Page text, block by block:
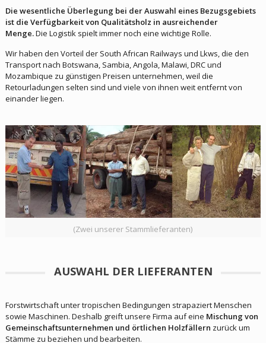
Die wesentliche Überlegung bei der Auswahl eines Bezugsgebiets
ist die Verfügbarkeit von Qualitätsholz in ausreichender
Menge.Die Logistik spielt immer noch eine wichtige Rolle.
Wir haben den Vorteil der South African Railways und Lkws, die den
Transport nach Botswana, Sambia, Angola, Malawi, DRC und
Mozambique zu günstigen Preisen unternehmen, weil die
Retourladungen selten sind und viele von ihnen weit entfernt von
einander liegen.
(Zwei unserer Stammlieferanten)
AUSWAHL DER LIEFERANTEN
Forstwirtschaft unter tropischen Bedingungen strapaziert Menschen
sowie Maschinen. Deshalb greift unsere Firma auf eine Mischung von
Gemeinschaftsunternehmen und örtlichen Holzfällern zurück um
Stämme zu beziehen und bearbeiten.